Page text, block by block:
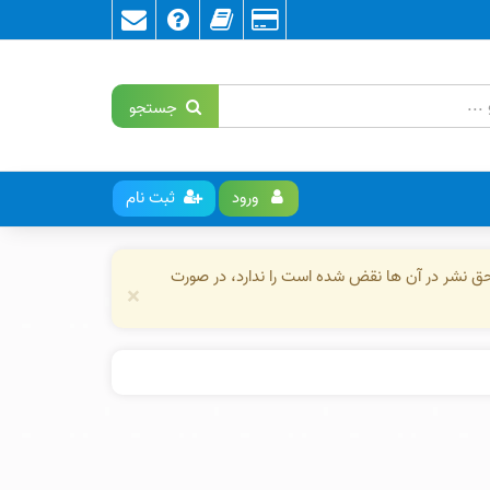
جستجو
ورود ثبت نام
حق نشر در آن ها نقض شده است را ندارد، در صورت
×